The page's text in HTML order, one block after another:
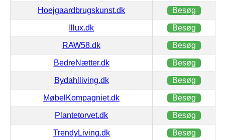
Hoejgaardbrugskunst.dk Besøg
Illux.dk Besøg
RAW58.dk Besøg
BedreNætter.dk Besøg
Bydahlliving.dk Besøg
MøbelKompagniet.dk Besøg
Plantetorvet.dk Besøg
TrendyLiving.dk Besøg